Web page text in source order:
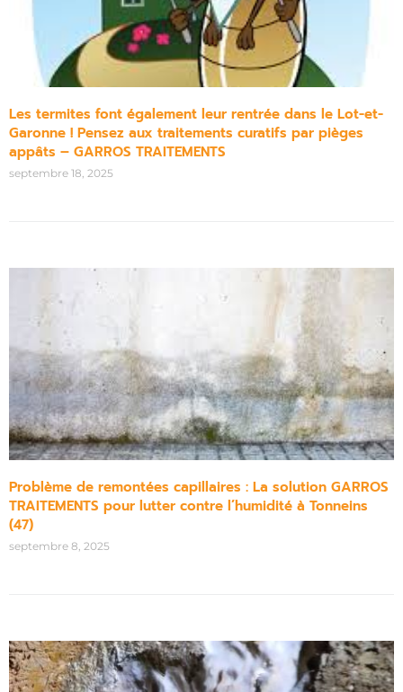
Les termites font également leur rentrée dans le Lot-et-
Garonne ! Pensez aux traitements curatifs par pièges
appâts – GARROS TRAITEMENTS
septembre 18, 2025
Problème de remontées capillaires : La solution GARROS
TRAITEMENTS pour lutter contre l’humidité à Tonneins
(47)
septembre 8, 2025